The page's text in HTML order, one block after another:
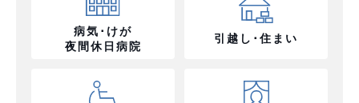
病気･けが
夜間休日病院
引越し･住まい